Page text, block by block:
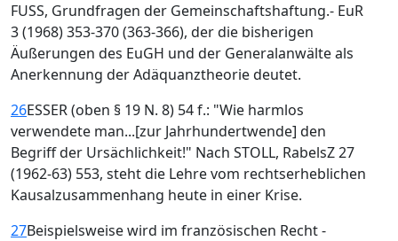
FUSS, Grundfragen der Gemeinschaftshaftung.- EuR
3 (1968) 353-370 (363-366), der die bisherigen
Äußerungen des EuGH und der Generalanwälte als
Anerkennung der Adäquanztheorie deutet.
26ESSER (oben § 19 N. 8) 54 f.: "Wie harmlos
verwendete man...[zur Jahrhundertwende] den
Begriff der Ursächlichkeit!" Nach STOLL, RabelsZ 27
(1962-63) 553, steht die Lehre vom rechtserheblichen
Kausalzusammenhang heute in einer Krise.
27Beispielsweise wird im französischen Recht -